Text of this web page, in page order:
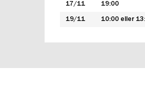
17/11 19:00
19/11 10:00 eller